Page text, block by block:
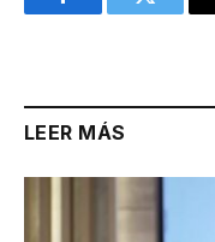
FacebookTwitter
LEER MÁS